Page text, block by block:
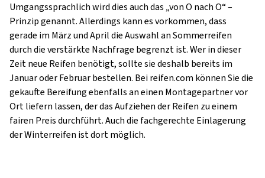
Umgangssprachlich wird dies auch das „von O nach O“ –
Prinzip genannt. Allerdings kann es vorkommen, dass
gerade im März und April die Auswahl an Sommerreifen
durch die verstärkte Nachfrage begrenzt ist. Wer in dieser
Zeit neue Reifen benötigt, sollte sie deshalb bereits im
Januar oder Februar bestellen. Bei reifen.com können Sie die
gekaufte Bereifung ebenfalls an einen Montagepartner vor
Ort liefern lassen, der das Aufziehen der Reifen zu einem
fairen Preis durchführt. Auch die fachgerechte Einlagerung
der Winterreifen ist dort möglich.